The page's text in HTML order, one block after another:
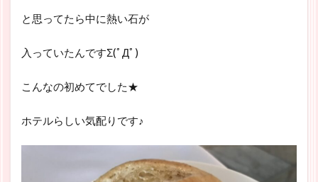
と思ってたら中に熱い石が
入っていたんですΣ(ﾟДﾟ)
こんなの初めてでした★
ホテルらしい気配りです♪